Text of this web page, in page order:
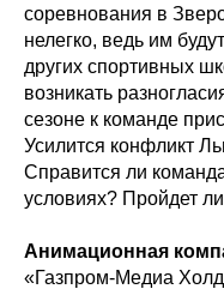
соревнования в
нелегко, ведь им
других спортивных
возникать
сезоне к команде
Усилится конфликт
Справится ли
условиях? Пройдет
Анимационная
«Газпром-Медиа